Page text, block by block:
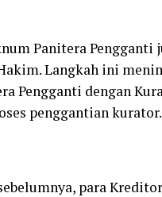
Panitera
Langkah ini
Pengganti dengan
penggantian kurator.
para